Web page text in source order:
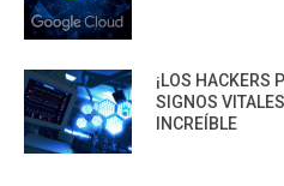
¡LOS HACKERS
SIGNOS
INCREÍBLE